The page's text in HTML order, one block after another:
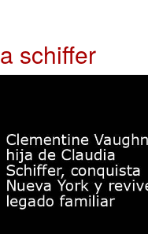
schiffer